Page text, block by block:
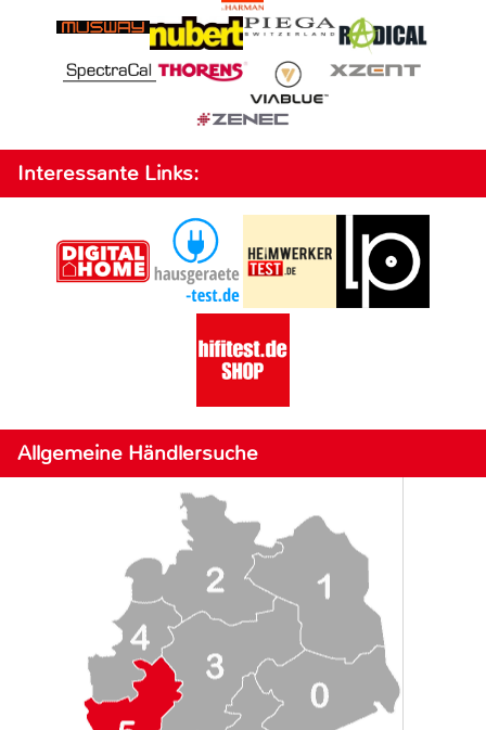
Interessante Links:
Allgemeine Händlersuche